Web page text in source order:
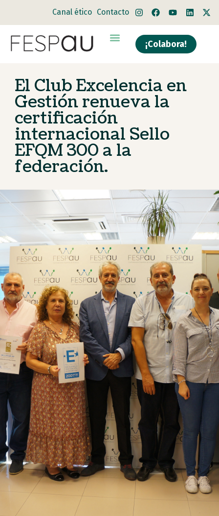
Canal ético Contacto
¡Colabora!
El Club Excelencia en
Gestión renueva la
certificación
internacional Sello
EFQM 300 a la
federación.